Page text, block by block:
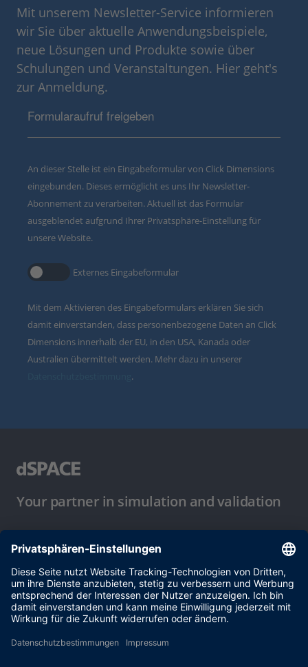
Mit unserem Newsletter-Service informieren
wir Sie über aktuelle Anwendungsbeispiele,
neue Lösungen und Produkte sowie über
Schulungen und Veranstaltungen. Hier geht's
zur Anmeldung.
Formularaufruf freigeben
An dieser Stelle ist ein Eingabeformular von Click Dimensions
eingebunden. Dieses ermöglicht es uns Ihr Newsletter-
Abonnement zu verarbeiten. Aktuell ist das Formular
ausgeblendet aufgrund Ihrer Privatsphäre-Einstellung für
unsere Website.
Externes Eingabeformular
Mit dem Aktivieren des Eingabeformulars erklären Sie sich
damit einverstanden, dass personenbezogene Daten an Click
Dimensions innerhalb der EU, in den USA, Kanada oder
Australien übermittelt werden. Mehr dazu in unserer
.
Your partner in simulation and validation
Nutzungsbedingungen
Datenschutzbestimmung
Impressum & Allgemeine
Geschäftsbedingungen